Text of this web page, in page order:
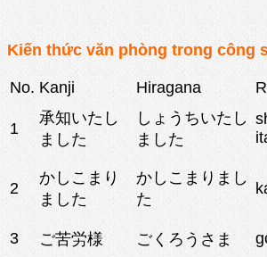
Kiến thức văn phòng trong công
No. Kanji Hiragana
1
承知いたし
ました
しょうちいたし
ました
2
かしこまり
ました
かしこまりまし
た
3 ご苦労様 ごくろうさま